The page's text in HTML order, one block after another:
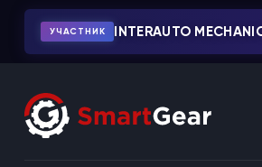
УЧАСТНИК INTERAUTO